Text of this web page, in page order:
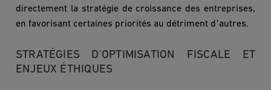
directement la stratégie de croissance des entreprises,
en favorisant certaines priorités au détriment d ’autres.
STRATÉGIES D'OPTIMISATION FISCALE ET
ENJEUX ÉTHIQUES